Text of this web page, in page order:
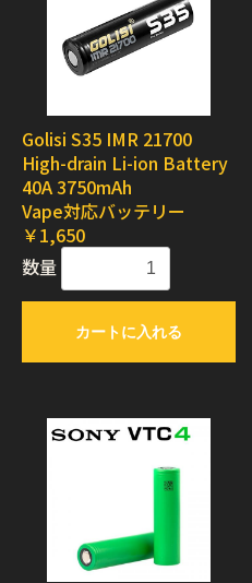
Golisi S35 IMR 21700
High-drain Li-ion Battery
40A 3750mAh
Vape対応バッテリー
￥1,650
数量
カートに入れる